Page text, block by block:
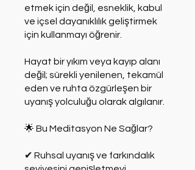
etmek için değil, esneklik, kabul
ve içsel dayanıklılık geliştirmek
için kullanmayı öğrenir.
Hayat bir yıkım veya kayıp alanı
değil; sürekli yenilenen, tekamül
eden ve ruhta özgürleşen bir
uyanış yolculuğu olarak algılanır.
🌟 Bu Meditasyon Ne Sağlar?
✔ Ruhsal uyanış ve farkındalık